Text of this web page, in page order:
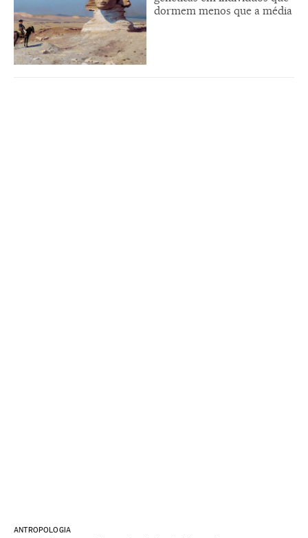
dormem menos que a média
ANTROPOLOGIA